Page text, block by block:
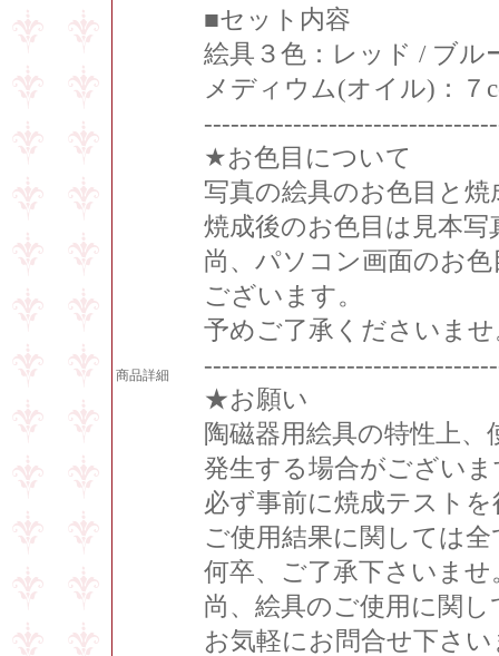
商品詳細
■セット内容
絵具３色：レッド / ブル
メディウム(オイル)：７
★お色目について
写真の絵具のお色目と
焼成後のお色目は見本
尚、パソコン画面のお
ございます。
予めご了承くださいま
★お願い
陶磁器用絵具の特性上
発生する場合がござい
必ず事前に焼成テスト
ご使用結果に関しては
何卒、ご了承下さいませ
尚、絵具のご使用に関
お気軽にお問合せ下さ